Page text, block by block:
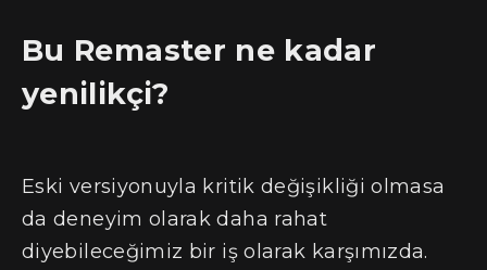
Bu Remaster ne kadar
yenilikçi?
Eski versiyonuyla kritik değişikliği olmasa
da deneyim olarak daha rahat
diyebileceğimiz bir iş olarak karşımızda.